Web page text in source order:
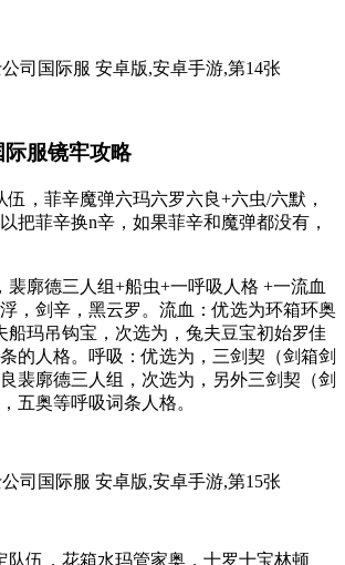
服镜牢攻略
伍，菲辛魔弹六玛六罗六良+六虫/六默，
把菲辛换n辛，如果菲辛和魔弹都没有，
裴廓德三人组+船虫+一呼吸人格 +一流血
，剑辛，黑云罗。流血：优选为环箱环奥
船玛吊钩宝，次选为，兔夫豆宝初始罗佳
的人格。呼吸：优选为，三剑契（剑箱剑
裴廓德三人组，次选为，另外三剑契（剑
五奥等呼吸词条人格。
队伍，花箱水玛管家奥，十罗十宝林顿